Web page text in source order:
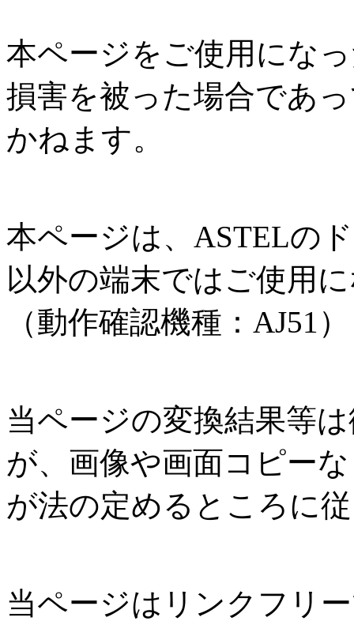
本ページをご使用にな
損害を被った場合であ
かねます。
本ページは、ASTELの
以外の端末ではご使用
（動作確認機種：AJ51）
当ページの変換結果等
が、画像や画面コピー
が法の定めるところに
当ページはリンクフリ